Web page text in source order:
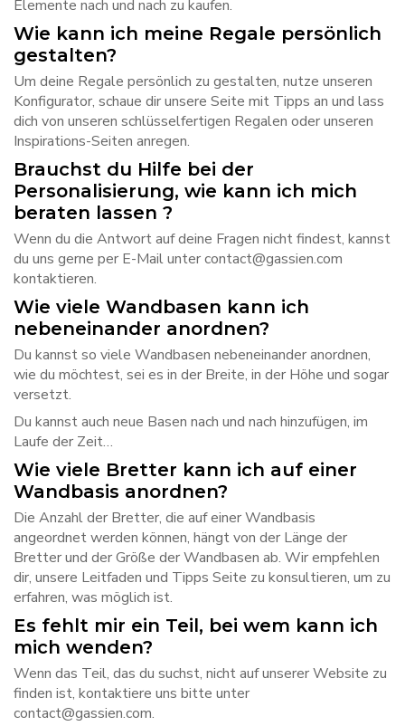
Elemente nach und nach zu kaufen.
Wie kann ich meine Regale persönlich
gestalten?
Um deine Regale persönlich zu gestalten, nutze unseren
Konfigurator, schaue dir unsere Seite mit Tipps an und lass
dich von unseren schlüsselfertigen Regalen oder unseren
Inspirations-Seiten anregen.
Brauchst du Hilfe bei der
Personalisierung, wie kann ich mich
beraten lassen ?
Wenn du die Antwort auf deine Fragen nicht findest, kannst
du uns gerne per E-Mail unter contact@gassien.com
kontaktieren.
Wie viele Wandbasen kann ich
nebeneinander anordnen?
Du kannst so viele Wandbasen nebeneinander anordnen,
wie du möchtest, sei es in der Breite, in der Höhe und sogar
versetzt.
Du kannst auch neue Basen nach und nach hinzufügen, im
Laufe der Zeit…
Wie viele Bretter kann ich auf einer
Wandbasis anordnen?
Die Anzahl der Bretter, die auf einer Wandbasis
angeordnet werden können, hängt von der Länge der
Bretter und der Größe der Wandbasen ab. Wir empfehlen
dir, unsere Leitfaden und Tipps Seite zu konsultieren, um zu
erfahren, was möglich ist.
Es fehlt mir ein Teil, bei wem kann ich
mich wenden?
Wenn das Teil, das du suchst, nicht auf unserer Website zu
finden ist, kontaktiere uns bitte unter
contact@gassien.com.